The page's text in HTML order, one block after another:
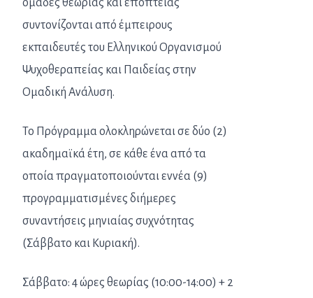
ομάδες θεωρίας και εποπτείας
συντονίζονται από έμπειρους
εκπαιδευτές του Ελληνικού Οργανισμού
Ψυχοθεραπείας και Παιδείας στην
Ομαδική Ανάλυση.
Το Πρόγραμμα ολοκληρώνεται σε δύο (2)
ακαδημαϊκά έτη, σε κάθε ένα από τα
οποία πραγματοποιούνται εννέα (9)
προγραμματισμένες διήμερες
συναντήσεις μηνιαίας συχνότητας
(Σάββατο και Κυριακή).
Σάββατο: 4 ώρες θεωρίας (10:00-14:00) + 2